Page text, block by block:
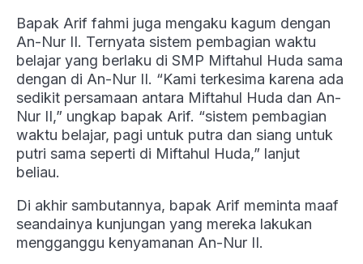
Bapak Arif fahmi juga mengaku kagum dengan
An-Nur II. Ternyata sistem pembagian waktu
belajar yang berlaku di SMP Miftahul Huda sama
dengan di An-Nur II. “Kami terkesima karena ada
sedikit persamaan antara Miftahul Huda dan An-
Nur II,” ungkap bapak Arif. “sistem pembagian
waktu belajar, pagi untuk putra dan siang untuk
putri sama seperti di Miftahul Huda,” lanjut
beliau.
Di akhir sambutannya, bapak Arif meminta maaf
seandainya kunjungan yang mereka lakukan
mengganggu kenyamanan An-Nur II.